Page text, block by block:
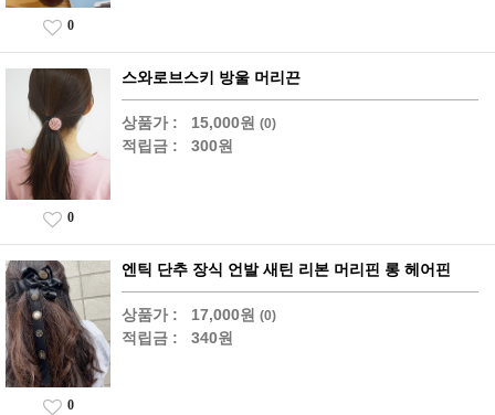
0
스와로브스키 방울 머리끈
상품가 : 15,000원 (0)
적립금 : 300원
0
엔틱 단추 장식 언발 새틴 리본 머리핀 롱 헤어핀
상품가 : 17,000원 (0)
적립금 : 340원
0